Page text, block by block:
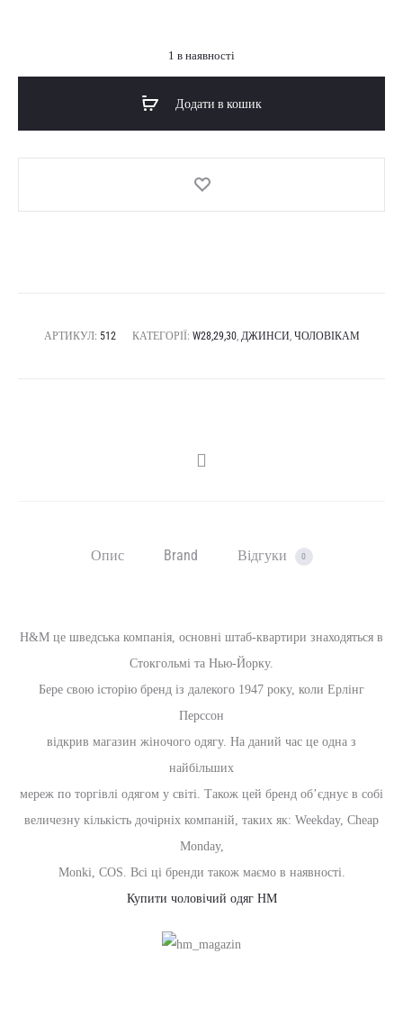
1 в наявності
Додати в кошик
АРТИКУЛ: 512 КАТЕГОРІЇ: W28,29,30, ДЖИНСИ, ЧОЛОВІКАМ
SHARE
Опис Brand Відгуки 0
H&M це шведська компанія, основні штаб-квартири знаходяться в
Стокгольмі та Нью-Йорку.
Бере свою історію бренд із далекого 1947 року, коли Ерлінг
Перссон
відкрив магазин жіночого одягу. На даний час це одна з
найбільших
мереж по торгівлі одягом у світі. Також цей бренд об’єднує в собі
величезну кількість дочірніх компаній, таких як: Weekday, Cheap
Monday,
Monki, COS. Всі ці бренди також маємо в наявності.
Купити чоловічий одяг HM